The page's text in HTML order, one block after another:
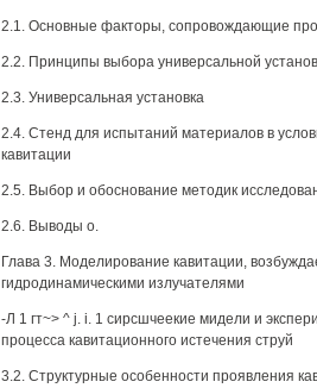
2.1. Основные факторы, сопровождающие
2.2. Принципы выбора универсальной
2.3. Универсальная установка
2.4. Стенд для испытаний материалов в
кавитации
2.5. Выбор и обоснование методик
2.6. Выводы о.
Глава 3. Моделирование кавитации,
гидродинамическими излучателями
-Л 1 гт~> ^ j. i. 1 сирсшчеекие мидели и
процесса кавитационного истечения струй
3.2. Структурные особенности проявления